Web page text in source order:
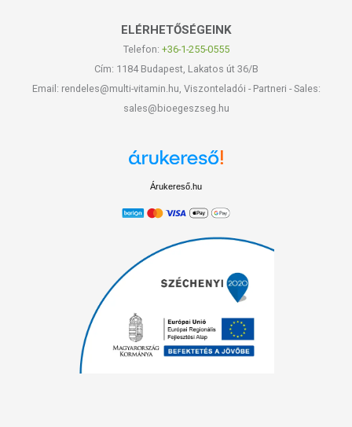
ELÉRHETŐSÉGEINK
Telefon: +36-1-255-0555
Cím: 1184 Budapest, Lakatos út 36/B
Email: rendeles@multi-vitamin.hu, Viszonteladói - Partneri - Sales:
sales@bioegeszseg.hu
Árukereső.hu